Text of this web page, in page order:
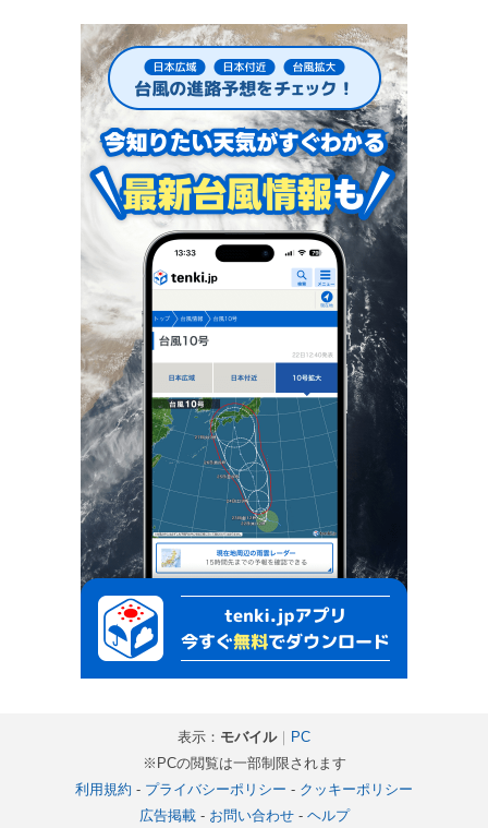
表示： モバイル｜ PC
※PCの閲覧は一部制限されます
利用規約 - プライバシーポリシー - クッキーポリシー
広告掲載- お問い合わせ- ヘルプ